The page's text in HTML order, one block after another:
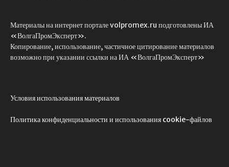
Материалы на интернет портале volpromex.ru подготовлены ИА
«ВолгаПромЭксперт».
Копирование, использование, частичное цитирование материалов
возможно при указании ссылки на ИА «ВолгаПромЭксперт»
Условия использования материалов
Политика конфиденциальности и использования cookie-файлов